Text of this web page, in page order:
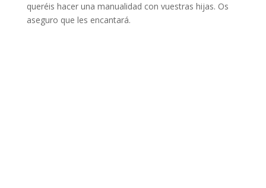
queréis hacer una manualidad con vuestras hijas. Os
aseguro que les encantará.